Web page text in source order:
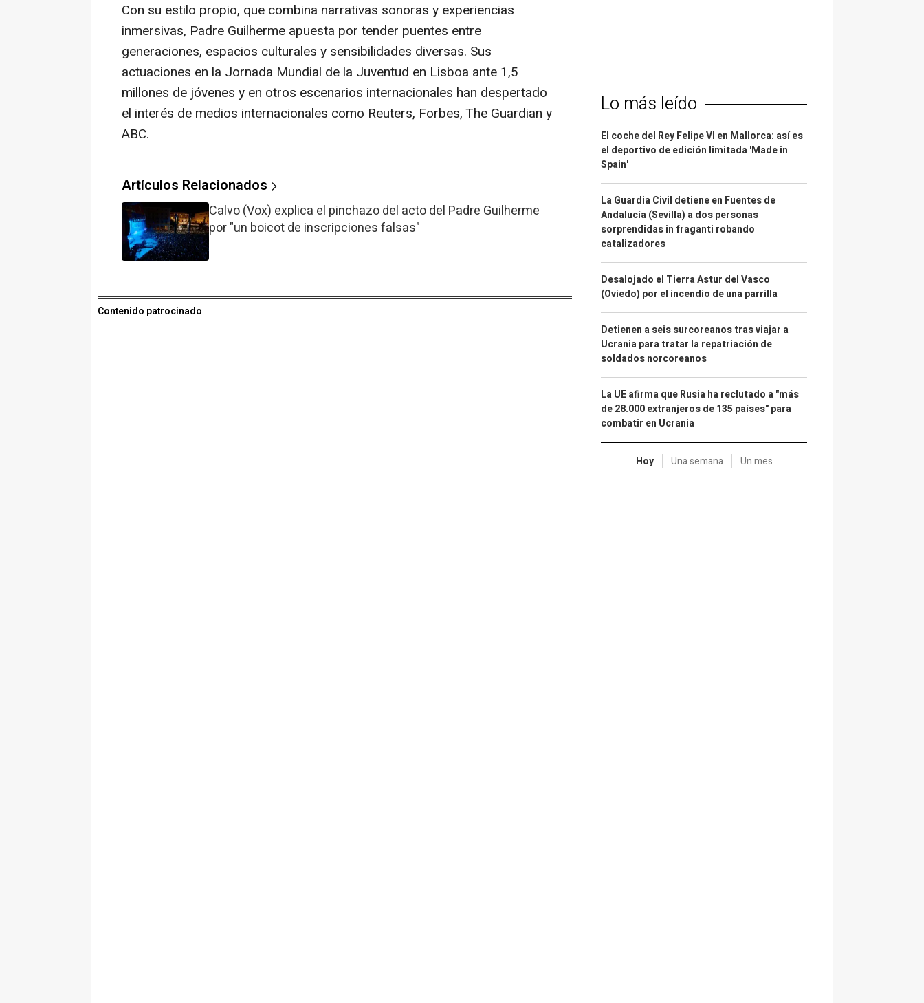
Con su estilo propio, que combina narrativas sonoras y experiencias
inmersivas, Padre Guilherme apuesta por tender puentes entre
generaciones, espacios culturales y sensibilidades diversas. Sus
actuaciones en la Jornada Mundial de la Juventud en Lisboa ante 1,5
millones de jóvenes y en otros escenarios internacionales han despertado
el interés de medios internacionales como Reuters, Forbes, The Guardian y
ABC.
Artículos Relacionados
Calvo (Vox) explica el pinchazo del acto del Padre Guilherme
por "un boicot de inscripciones falsas"
Contenido patrocinado
Lo más leído
El coche del Rey Felipe VI en Mallorca: así es
el deportivo de edición limitada 'Made in
Spain'
La Guardia Civil detiene en Fuentes de
Andalucía (Sevilla) a dos personas
sorprendidas in fraganti robando
catalizadores
Desalojado el Tierra Astur del Vasco
(Oviedo) por el incendio de una parrilla
Detienen a seis surcoreanos tras viajar a
Ucrania para tratar la repatriación de
soldados norcoreanos
La UE afirma que Rusia ha reclutado a "más
de 28.000 extranjeros de 135 países" para
combatir en Ucrania
Hoy Una semana Un mes